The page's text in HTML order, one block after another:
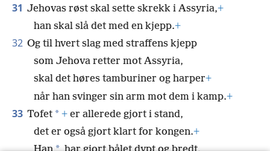
31 Jehovas røst skal sette skrekk i Assyria,+
han skal slå det med en kjepp.+
32 Og til hvert slag med straffens kjepp
som Jehova retter mot Assyria,
skal det høres tamburiner og harper+
når han svinger sin arm mot dem i kamp.+
33 Tofet * + er allerede gjort i stand,
det er også gjort klart for kongen.+